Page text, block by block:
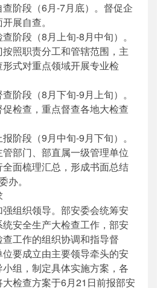
阶段（6月-7月底）。督促企
展自查。
段（8月上旬-8月中旬）。
照职责分工和管辖范围，主
式对重点领域开展专业检
段（8月下旬-9月上旬）。
检查，重点督查各地大检查
段（9月中旬-9月下旬）。
部门、部直属一级管理单位
面梳理汇总，形成书面总结
办。
组织领导。部安委会统筹安
安全生产大检查工作，部安
工作的组织协调和指导督
要成立由主要领导牵头的安
组，制定具体实施方案，各
检查方案于6月21日前报部安